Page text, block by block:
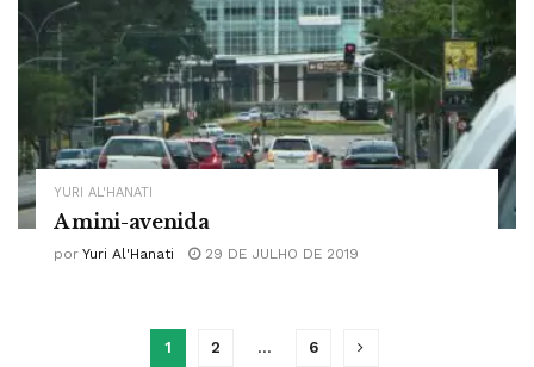
YURI AL'HANATI
A mini-avenida
por Yuri Al'Hanati 29 DE JULHO DE 2019
1 2 … 6